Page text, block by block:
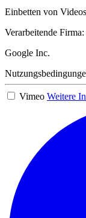
Einbetten von Videos
Verarbeitende Firma:
Google Inc.
Vimeo Weitere